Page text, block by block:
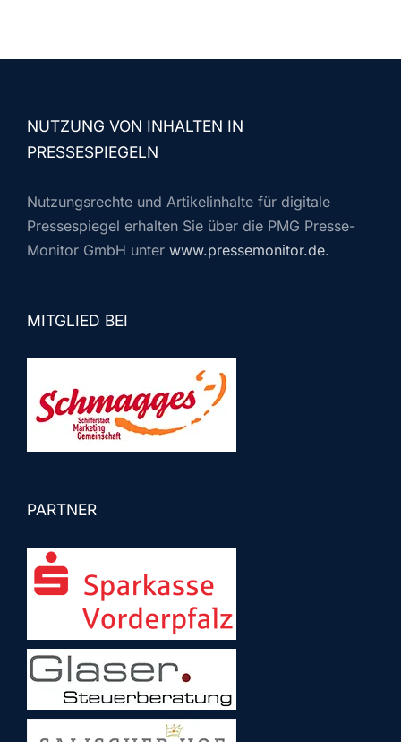
NUTZUNG VON INHALTEN IN
PRESSESPIEGELN
Nutzungsrechte und Artikelinhalte für digitale
Pressespiegel erhalten Sie über die PMG Presse-
Monitor GmbH unter www.pressemonitor.de.
MITGLIED BEI
PARTNER